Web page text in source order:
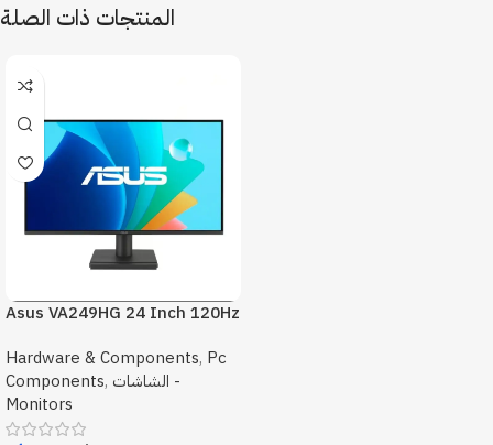
المنتجات ذات الصلة
Asus VA249HG 24 Inch 120Hz
Hardware & Components, Pc
Components, الشاشات -
Monitors